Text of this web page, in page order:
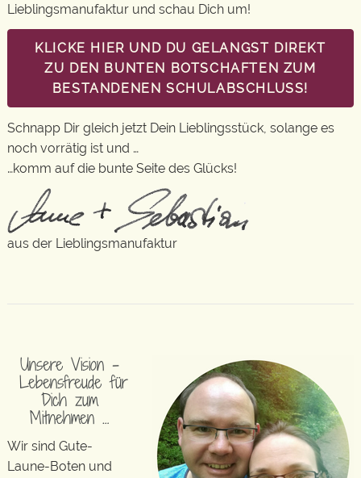
Lieblingsmanufaktur und schau Dich um!
KLICKE HIER UND DU GELANGST DIREKT
ZU DEN BUNTEN BOTSCHAFTEN ZUM
BESTANDENEN SCHULABSCHLUSS!
Schnapp Dir gleich jetzt Dein Lieblingsstück, solange es
noch vorrätig ist und …
…komm auf die bunte Seite des Glücks!
aus der Lieblingsmanufaktur
Unsere Vision –
Lebensfreude für
Dich zum
Mitnehmen …
Wir sind Gute-
Laune-Boten und